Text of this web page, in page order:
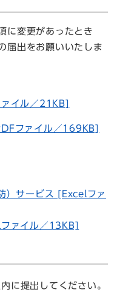
に変更があったとき
届出をお願いいたしま
イル／21KB]
ファイル／169KB]
）サービス [Excelファ
ァイル／13KB]
提出してください。